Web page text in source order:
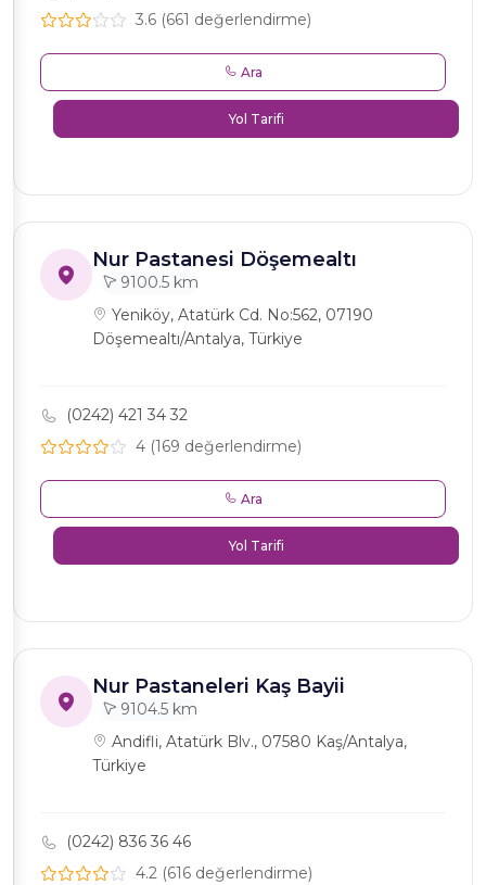
3.6 (661 değerlendirme)
Ara
Yol Tarifi
Nur Pastanesi Döşemealtı
9100.5 km
Yeniköy, Atatürk Cd. No:562, 07190
Döşemealtı/Antalya, Türkiye
(0242) 421 34 32
4 (169 değerlendirme)
Ara
Yol Tarifi
Nur Pastaneleri Kaş Bayii
9104.5 km
Andifli, Atatürk Blv., 07580 Kaş/Antalya,
Türkiye
(0242) 836 36 46
4.2 (616 değerlendirme)